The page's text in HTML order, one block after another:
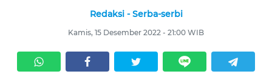
Redaksi - Serba-serbi
Kamis, 15 Desember 2022 - 21:00 WIB
TOKOH